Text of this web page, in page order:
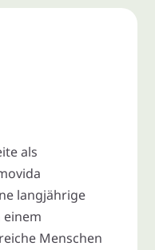
als
langjährige
einem
Menschen